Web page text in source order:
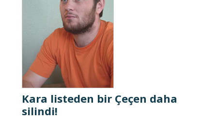
Kara listeden bir Çeçen daha
silindi!